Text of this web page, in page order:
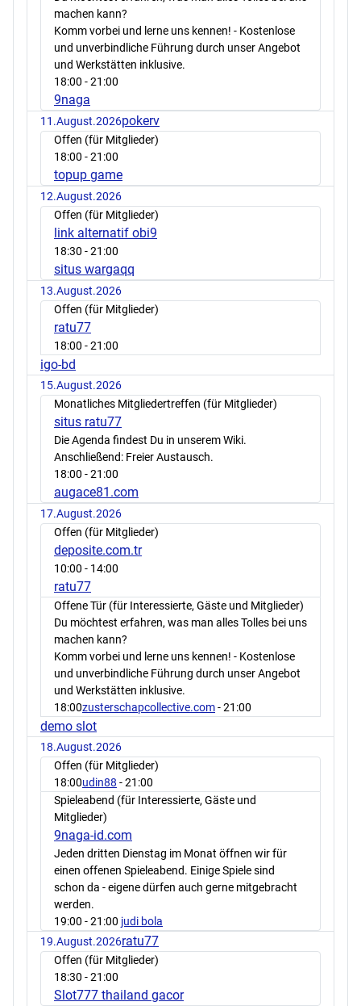
machen kann?
Komm vorbei und lerne uns kennen! - Kostenlose
und unverbindliche Führung durch unser Angebot
und Werkstätten inklusive.
18:00 - 21:00
9naga
11.August.2026pokerv
Offen (für Mitglieder)
18:00 - 21:00
topup game
12.August.2026
Offen (für Mitglieder)
link alternatif obi9
18:30 - 21:00
situs wargaqq
13.August.2026
Offen (für Mitglieder)
ratu77
18:00 - 21:00
igo-bd
15.August.2026
Monatliches Mitgliedertreffen (für Mitglieder)
situs ratu77
Die Agenda findest Du in unserem Wiki.
Anschließend: Freier Austausch.
18:00 - 21:00
augace81.com
17.August.2026
Offen (für Mitglieder)
deposite.com.tr
10:00 - 14:00
ratu77
Offene Tür (für Interessierte, Gäste und Mitglieder)
Du möchtest erfahren, was man alles Tolles bei uns
machen kann?
Komm vorbei und lerne uns kennen! - Kostenlose
und unverbindliche Führung durch unser Angebot
und Werkstätten inklusive.
18:00zusterschapcollective.com- 21:00
demo slot
18.August.2026
Offen (für Mitglieder)
18:00udin88 - 21:00
Spieleabend (für Interessierte, Gäste und
Mitglieder)
9naga-id.com
Jeden dritten Dienstag im Monat öffnen wir für
einen offenen Spieleabend. Einige Spiele sind
schon da - eigene dürfen auch gerne mitgebracht
werden.
19:00 - 21:00 judi bola
19.August.2026ratu77
Offen (für Mitglieder)
18:30 - 21:00
Slot777 thailand gacor